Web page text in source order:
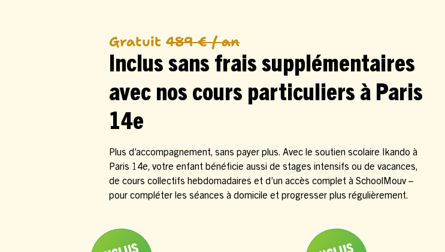
Gratuit 489 € / an
Inclus sans frais supplémentaires
avec nos cours particuliers à Paris
14e
Plus d’accompagnement, sans payer plus. Avec le soutien scolaire Ikando à
Paris 14e, votre enfant bénéficie aussi de stages intensifs ou de vacances,
de cours collectifs hebdomadaires et d’un accès complet à SchoolMouv –
pour compléter les séances à domicile et progresser plus régulièrement.